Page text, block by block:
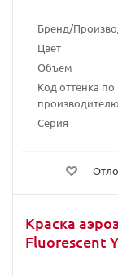
Бренд/
Цвет
Объем
Код оттенка по
производителю
Серия
Краска
Fluorescent